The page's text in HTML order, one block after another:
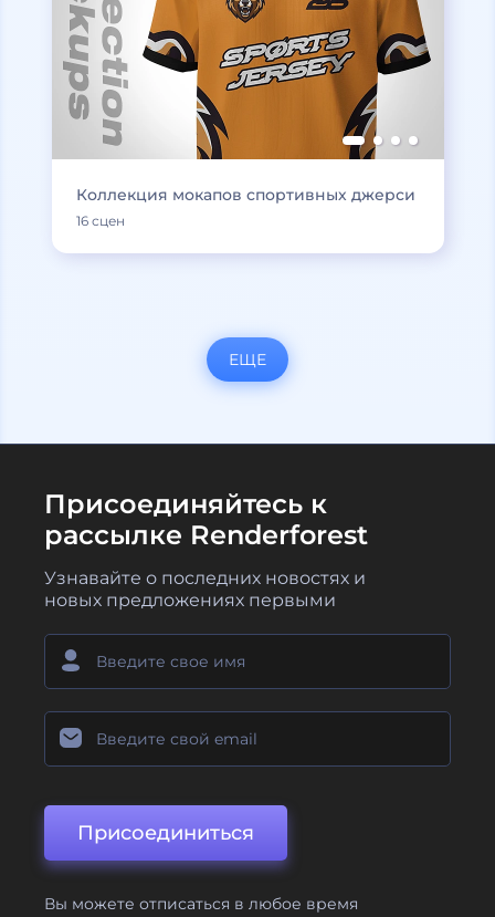
Коллекция мокапов спортивных джерси
16 сцен
ЕЩЕ
Присоединяйтесь к
рассылке Renderforest
Узнавайте о последних новостях и
новых предложениях первыми
Присоединиться
Вы можете отписаться в любое время